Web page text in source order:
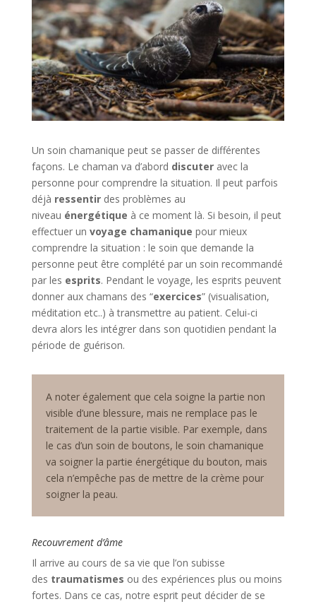
Un soin chamanique peut se passer de différentes
façons. Le chaman va d’abord discuteravec la
personne pour comprendre la situation. Il peut parfois
déjà ressentirdes problèmes au
niveau énergétique à ce moment là. Si besoin, il peut
effectuer un voyage chamanique pour mieux
comprendre la situation : le soin que demande la
personne peut être complété par un soin recommandé
par les esprits. Pendant le voyage, les esprits peuvent
donner aux chamans des “exercices” (visualisation,
méditation etc..) à transmettre au patient. Celui-ci
devra alors les intégrer dans son quotidien pendant la
période de guérison.
A noter également que cela soigne la partie non
visible d’une blessure, mais ne remplace pas le
traitement de la partie visible. Par exemple, dans
le cas d’un soin de boutons, le soin chamanique
va soigner la partie énergétique du bouton, mais
cela n’empêche pas de mettre de la crème pour
soigner la peau.
Recouvrement d’âme
Il arrive au cours de sa vie que l’on subisse
des traumatismes ou des expériences plus ou moins
fortes. Dans ce cas, notre esprit peut décider de se